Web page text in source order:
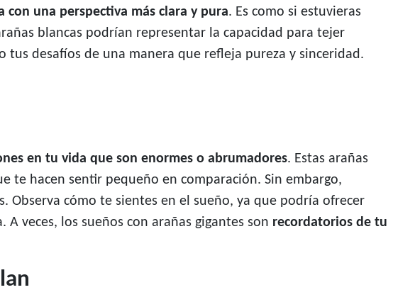
una perspectiva más clara y pura. Es como si estuvieras
blancas podrían representar la capacidad para tejer
tus desafíos de una manera que refleja pureza y sinceridad.
en tu vida que son enormes o abrumadores. Estas arañas
te hacen sentir pequeño en comparación. Sin embargo,
cómo te sientes en el sueño, ya que podría ofrecer
veces, los sueños con arañas gigantes son recordatorios de tu